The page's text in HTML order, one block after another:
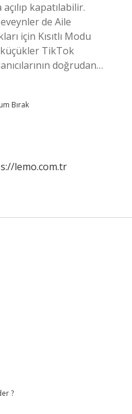
kapatılabilir.
de Aile
için Kısıtlı Modu
TikTok
doğrudan…
Bırak
lemo.com.tr
?